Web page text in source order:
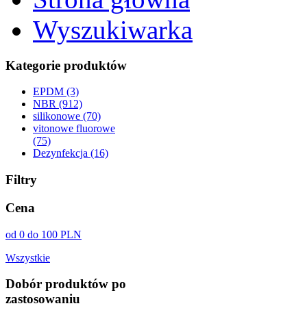
Wyszukiwarka
Kategorie produktów
EPDM (3)
NBR (912)
silikonowe (70)
vitonowe fluorowe
(75)
Dezynfekcja (16)
Filtry
Cena
od 0 do 100 PLN
Wszystkie
Dobór produktów po
zastosowaniu